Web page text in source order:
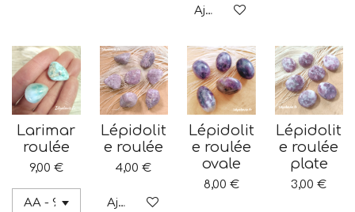
Ajouter au panier
Larimar
roulée
9,00 €
Lépidolit
e roulée
4,00 €
Ajouter au panier
Lépidolit
e roulée
ovale
8,00 €
Lépidolit
e roulée
plate
3,00 €